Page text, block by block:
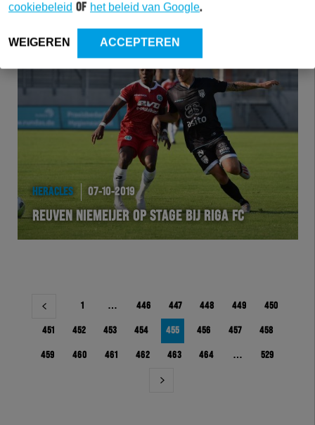
cookiebeleid of het beleid van Google.
WEIGEREN ACCEPTEREN
HERACLES 07-10-2019
REUVEN NIEMEIJER OP STAGE BIJ RIGA FC
Berichtnavigatie
1 … 446 447 448 449 450
451 452 453 454 455 456 457 458
459 460 461 462 463 464 … 529